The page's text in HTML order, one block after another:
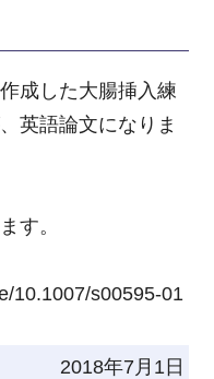
成した大腸挿入練
英語論文になりま
す。
10.1007/s00595-01
2018年7月1日